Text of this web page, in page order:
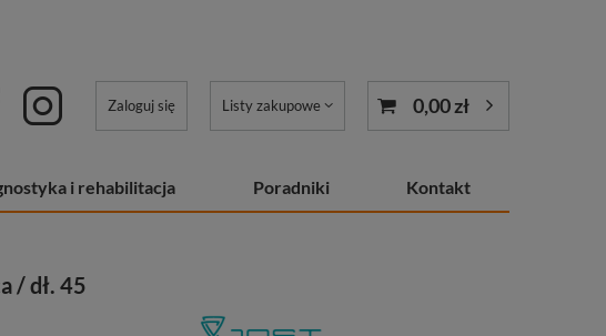
Zaloguj się Listy zakupowe 0,00 zł
i rehabilitacja Poradniki Kontakt
/ dł. 45